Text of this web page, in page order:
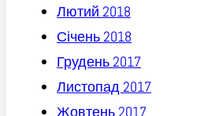
Лютий 2018
Січень 2018
Грудень 2017
Листопад 2017
Жовтень 2017